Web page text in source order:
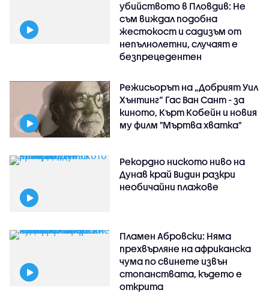
убийството в Пловдив: Не
съм виждал подобна
жестокост и садизъм от
непълнолетни, случаят е
безпрецедентен
Режисьорът на „Добрият Уил
Хънтинг“ Гас Ван Сант - за
киното, Кърт Кобейн и новия
му филм "Мъртва хватка"
Рекордно ниското ниво на
Дунав край Видин разкри
необичайни плажове
Пламен Абровски: Няма
прехвърляне на африканска
чума по свинете извън
стопанствата, където е
открита